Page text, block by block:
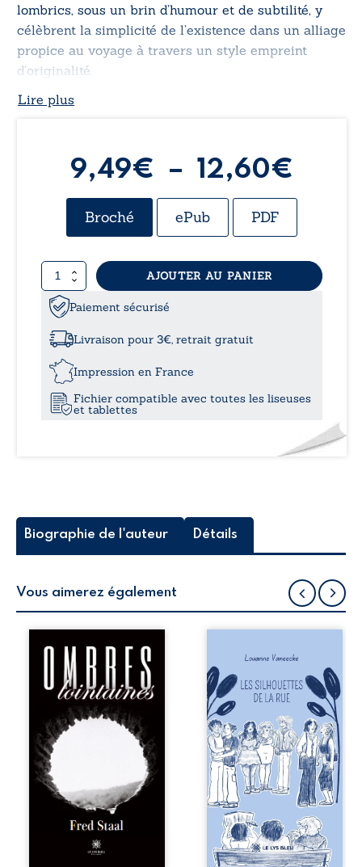
lombrics, sous un brin d’humour et de subtilité, y
célèbrent la simplicité de l’existence dans un alliage
propice au voyage à travers un style empreint
d’originalité.
Lire plus
9,49€ – 12,60€
de
Broché ePub PDF
quantité
de
Métaphysique
l’herbe
AJOUTER AU PANIER
Paiement sécurisé
Livraison pour 3€, retrait gratuit
Impression en France
Fichier compatible avec toutes les liseuses
et tablettes
Biographie de l'auteur Détails
Vous aimerez également
La lumière
questionne
toujours en
profondeur notre
rapport au temps
et à notre
humanité. À
travers ce recueil
dédié à Pierre
Soulages, l’auteur
plonge le lecteur
dans un monde
peuplé de ses
artéfacts
intérieurs. Il est
question d’ombres,
la rue donne la
parole à six
personnages
ordinaires,
traversés par des
pensées, des
émotions et des
silences qui
pourraient
appartenir à
chacun de nous. À
travers leurs
parcours, ce
roman invite à
porter un regard